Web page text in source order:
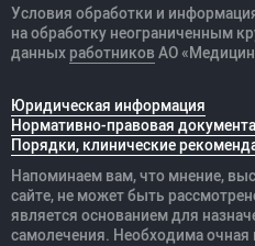
Условия обработки и
на обработку неограниченным
данных работников АО
Юридическая информация
Нормативно-правовая
Порядки, клинические
Напоминаем вам, что мнение,
сайте, не может быть
является основанием для
самолечения. Необходима очная